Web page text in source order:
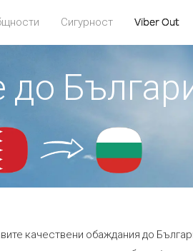
Сигурност Viber Out
до
качествени обаждания до